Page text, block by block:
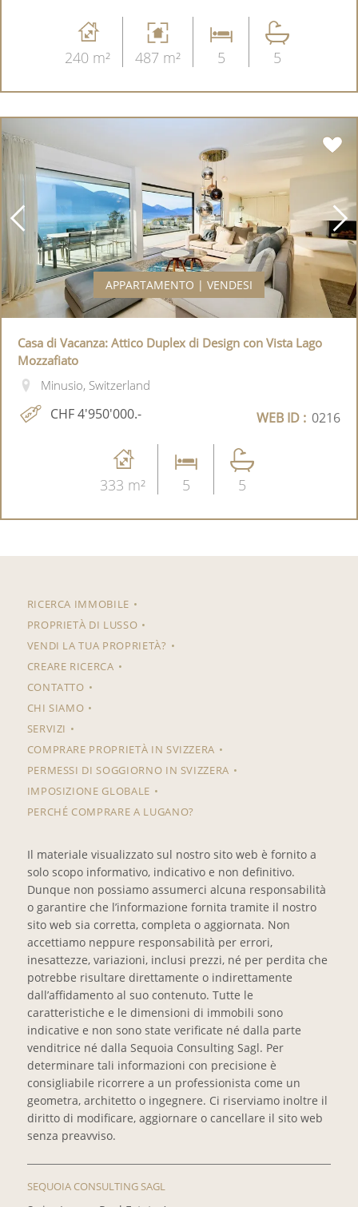
240 m² 487 m² 5 5
APPARTAMENTO | VENDESI
Casa di Vacanza: Attico Duplex di Design con Vista Lago
Mozzafiato
Minusio, Switzerland
CHF 4'950'000.- WEB ID : 0216
333 m² 5 5
RICERCA IMMOBILE
PROPRIETÀ DI LUSSO
VENDI LA TUA PROPRIETÀ?
CREARE RICERCA
CONTATTO
CHI SIAMO
SERVIZI
COMPRARE PROPRIETÀ IN SVIZZERA
PERMESSI DI SOGGIORNO IN SVIZZERA
IMPOSIZIONE GLOBALE
PERCHÉ COMPRARE A LUGANO?
Il materiale visualizzato sul nostro sito web è fornito a
solo scopo informativo, indicativo e non definitivo.
Dunque non possiamo assumerci alcuna responsabilità
o garantire che l’informazione fornita tramite il nostro
sito web sia corretta, completa o aggiornata. Non
accettiamo neppure responsabilità per errori,
inesattezze, variazioni, inclusi prezzi, né per perdita che
potrebbe risultare direttamente o indirettamente
dall’affidamento al suo contenuto. Tutte le
caratteristiche e le dimensioni di immobili sono
indicative e non sono state verificate né dalla parte
venditrice né dalla Sequoia Consulting Sagl. Per
determinare tali informazioni con precisione è
consigliabile ricorrere a un professionista come un
geometra, architetto o ingegnere. Ci riserviamo inoltre il
diritto di modificare, aggiornare o cancellare il sito web
senza preavviso.
SEQUOIA CONSULTING SAGL